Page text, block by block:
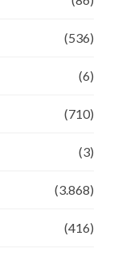
(536)
(6)
(710)
(3)
(3.868)
(416)